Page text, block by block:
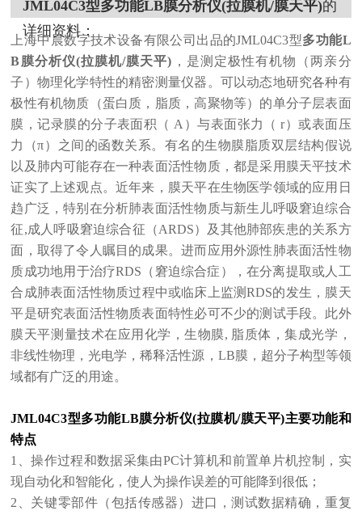
JML04C3型多功能LB膜分析仪(拉膜机/膜天平)的
详细资料：
上海中晨数字技术设备有限公司出品的JML04C3型多功能L
B膜分析仪(拉膜机/膜天平) ，是测定极性有机物（两亲分
子）物理化学特性的精密测量仪器。可以动态地研究各种有
极性有机物质（蛋白质，脂质，高聚物等）的单分子层表面
膜，记录膜的分子表面积（ A）与表面张力（ r）或表面压
力（π）之间的函数关系。有名的生物膜脂质双层结构假说
以及肺内可能存在一种表面活性物质，都是采用膜天平技术
证实了上述观点。近年来，膜天平在生物医学领域的应用日
趋广泛，特别在分析肺表面活性物质与新生儿呼吸窘迫综合
征,成人呼吸窘迫综合征（ARDS）及其他肺部疾患的关系方
面，取得了令人瞩目的成果。进而应用外源性肺表面活性物
质成功地用于治疗RDS（窘迫综合症），在分离提取或人工
合成肺表面活性物质过程中或临床上监测RDS的发生，膜天
平是研究表面活性物质表面特性必可不少的测试手段。此外
膜天平测量技术在应用化学，生物膜, 脂质体，集成光学，
非线性物理，光电学，稀释活性源，LB膜，超分子构型等领
域都有广泛的用途。
JML04C3型多功能LB膜分析仪(拉膜机/膜天平)主要功能和
特点
1、操作过程和数据采集由PC计算机和前置单片机控制，实
现自动化和智能化，使人为操作误差的可能降到很低；
2、关键零部件（包括传感器）进口，测试数据精确，重复